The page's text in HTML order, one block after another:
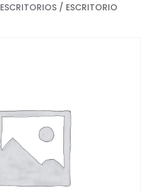
ESCRITORIOS/ ESCRITORIO